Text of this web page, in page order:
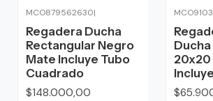
MCO879562630|
Regadera Ducha
Rectangular Negro
Mate Incluye Tubo
Cuadrado
$148.000,00
20x20